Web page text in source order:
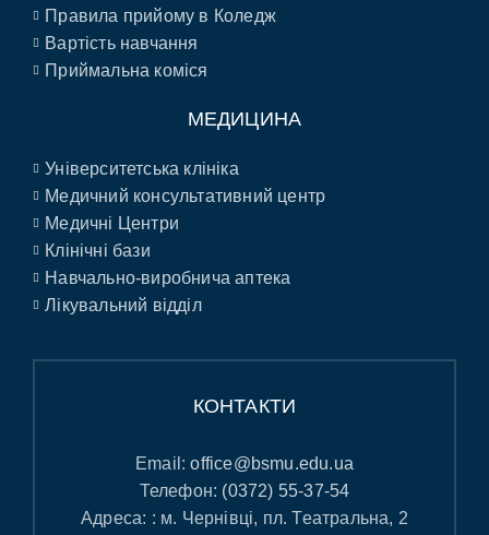
Правила прийому в Коледж
Вартість навчання
Приймальна коміся
МЕДИЦИНА
Університетська клініка
Медичний консультативний центр
Медичні Центри
Клінічні бази
Навчально-виробнича аптека
Лікувальний відділ
КОНТАКТИ
Email:office@bsmu.edu.ua
Телефон: (0372) 55-37-54
Адреса: : м. Чернівці, пл. Театральна, 2